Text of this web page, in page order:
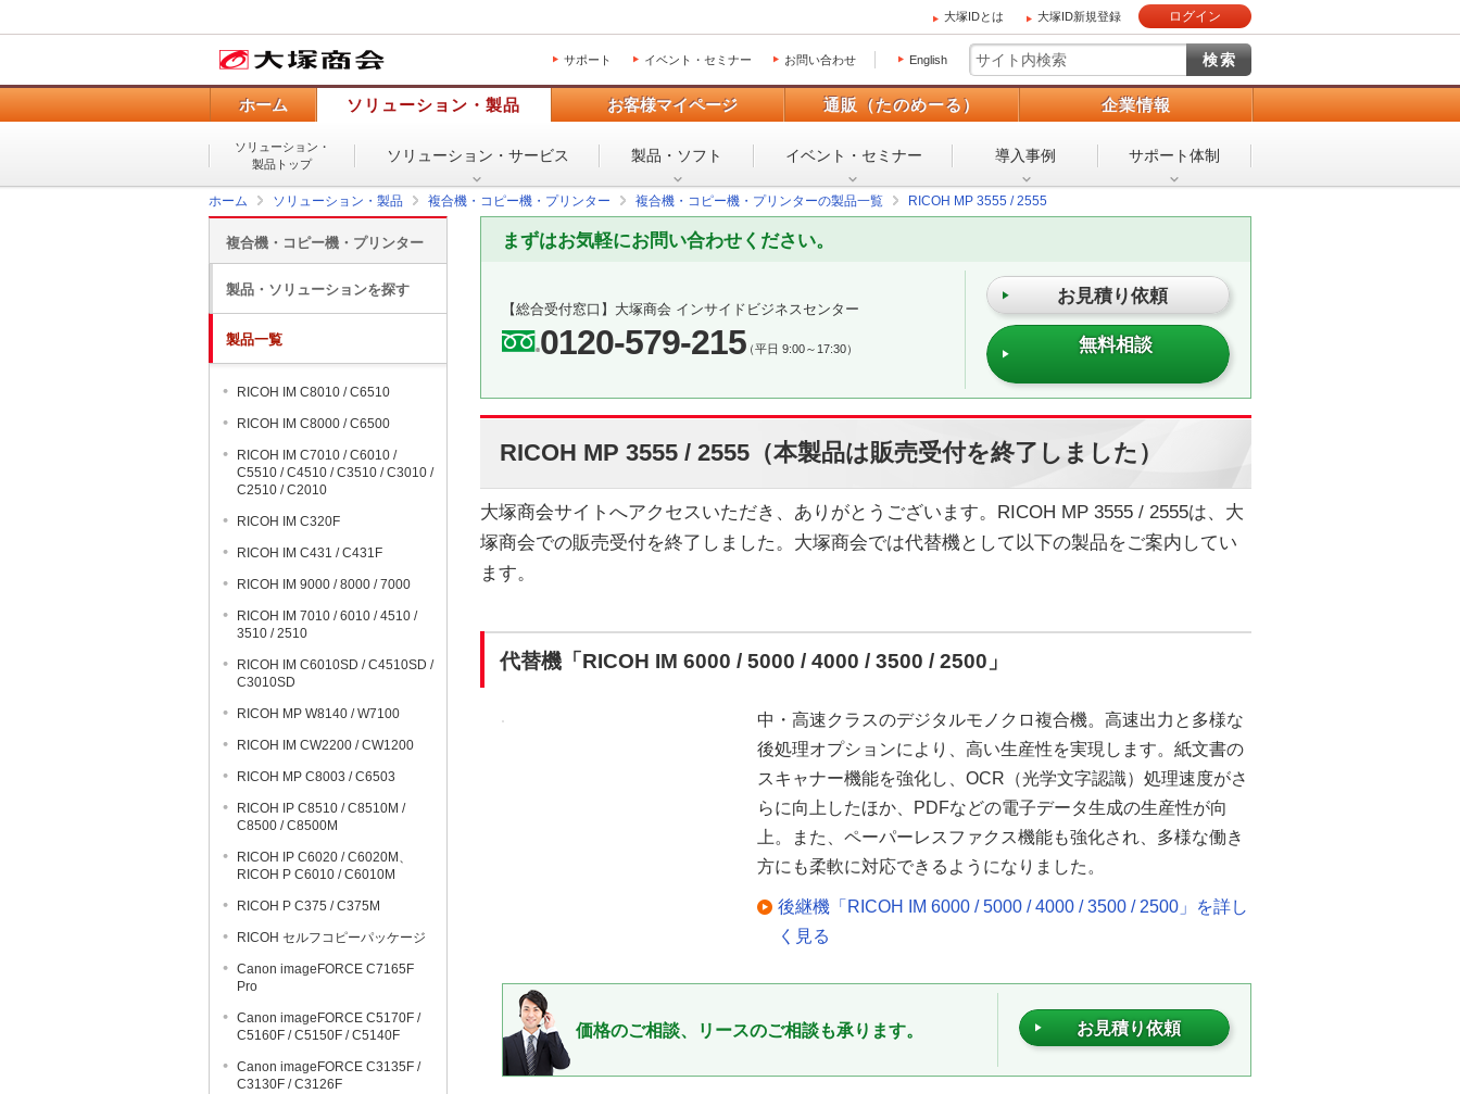
大塚IDとは 大塚ID新規登録 ログイン
サポート イベント・セミナー お問い合わせ English
ホーム ソリューション・製品 お客様マイページ 通販（たのめーる） 企業情報
ソリューション・
製品トップ
ソリューション・ サービス 製品・ソフト イベント・ セミナー 導入事例 サポート体制
ホーム ソリューション・製品 複合機・コピー機・プリンター 複合機・コピー機・プリンターの製品一覧 RICOH MP 3555 / 2555
まずはお気軽にお問い合わせください。
【総合受付窓口】 大塚商会 インサイドビジネスセンター
0120-579-215（平日 9:00～17:30）
お見積り依頼
無料相談
RICOH MP 3555 / 2555（本製品は販売受付を終了しました）
大塚商会サイトへアクセスいただき、ありがとうございます。RICOH MP 3555 / 2555は、大
塚商会での販売受付を終了しました。大塚商会では代替機として以下の製品をご案内してい
ます。
代替機「RICOH IM 6000 / 5000 / 4000 / 3500 / 2500」
中・高速クラスのデジタルモノクロ複合機。高速出力と多様な
後処理オプションにより、高い生産性を実現します。紙文書の
スキャナー機能を強化し、OCR（光学文字認識）処理速度がさ
らに向上したほか、PDFなどの電子データ生成の生産性が向
上。また、ペーパーレスファクス機能も強化され、多様な働き
方にも柔軟に対応できるようになりました。
後継機「RICOH IM 6000 / 5000 / 4000 / 3500 / 2500」を詳し
く見る
価格のご相談、リースのご相談も承ります。 お見積り依頼
複合機・コピー機・プリンター
製品・ソリューションを探す
製品一覧
RICOH IM C8010 / C6510
RICOH IM C8000 / C6500
RICOH IM C7010 / C6010 /
C5510 / C4510 / C3510 / C3010 /
C2510 / C2010
RICOH IM C320F
RICOH IM C431 / C431F
RICOH IM 9000 / 8000 / 7000
RICOH IM 7010 / 6010 / 4510 /
3510 / 2510
RICOH IM C6010SD / C4510SD /
C3010SD
RICOH MP W8140 / W7100
RICOH IM CW2200 / CW1200
RICOH MP C8003 / C6503
RICOH IP C8510 / C8510M /
C8500 / C8500M
RICOH IP C6020 / C6020M、
RICOH P C6010 / C6010M
RICOH P C375 / C375M
RICOH セルフコピーパッケージ
Canon imageFORCE C7165F
Pro
Canon imageFORCE C5170F /
C5160F / C5150F / C5140F
Canon imageFORCE C3135F /
C3130F / C3126F